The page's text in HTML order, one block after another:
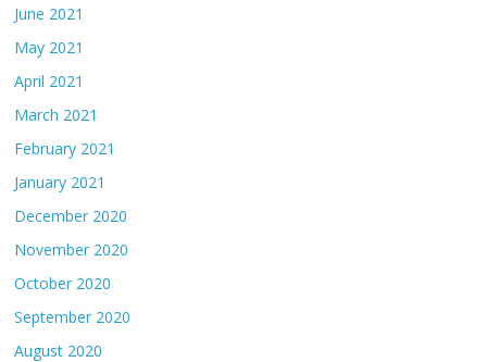
June 2021
May 2021
April 2021
March 2021
February 2021
January 2021
December 2020
November 2020
October 2020
September 2020
August 2020